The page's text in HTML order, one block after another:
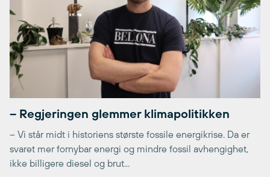
– Regjeringen glemmer klimapolitikken
– Vi står midt i historiens største fossile energikrise. Da er
svaret mer fornybar energi og mindre fossil avhengighet,
ikke billigere diesel og brut...